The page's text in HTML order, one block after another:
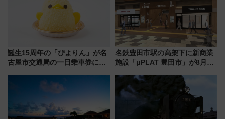
を解説
誕生15周年の「ぴよりん」が名
古屋市交通局の一日乗車券に！
定1万5000枚】
名鉄豊田市駅の高架下に新商業
施設「μPLAT 豊田市」が8月26
たな玄関口へ